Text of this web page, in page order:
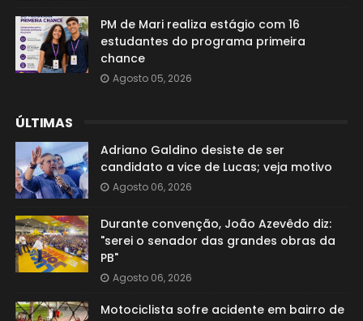
PM de Mari realiza estágio com 16
estudantes do programa primeira
chance
Agosto 05, 2026
ÚLTIMAS
Adriano Galdino desiste de ser
candidato a vice de Lucas; veja motivo
Agosto 06, 2026
Durante convenção, João Azevêdo diz:
"serei o senador das grandes obras da
PB"
Agosto 06, 2026
Motociclista sofre acidente em bairro de